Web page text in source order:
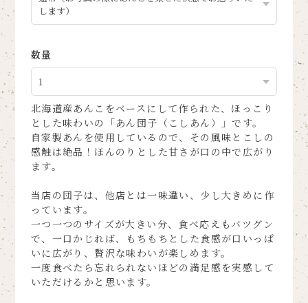
数量
北海道産あんこをベースにして作られた、ほっこり
とした味わいの「あん団子（こしあん）」です。
自家製あんを使用しているので、その風味とこしの
感触は絶品！ほんのりとした甘さが口の中で広がり
ます。
当店の団子は、他店とは一味違い、少し大きめに作
っています。
一つ一つのサイズが大きい分、食べ応えもバツグン
で、一口かじれば、もちもちとした食感が口いっぱ
いに広がり、贅沢な味わいが楽しめます。
一度食べたら忘れられないほどの満足感を実感して
いただけるかと思います。